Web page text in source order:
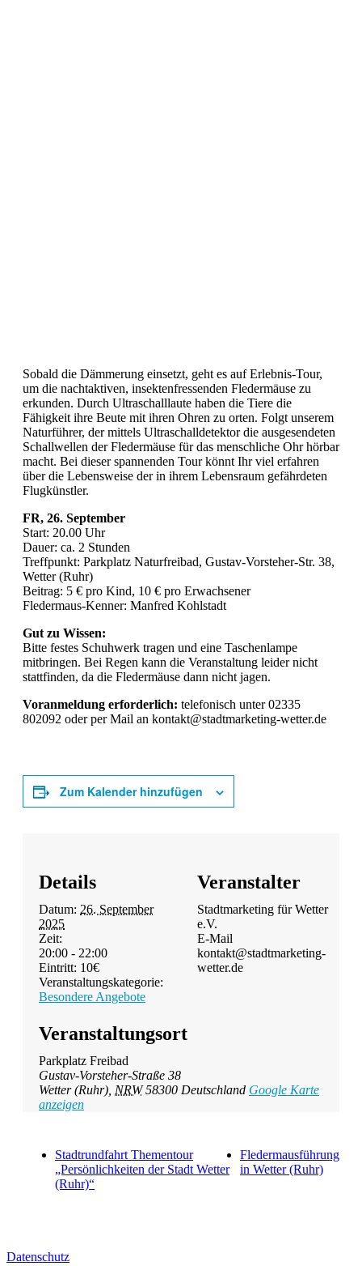
Sobald die Dämmerung einsetzt, geht es auf Erlebnis-Tour,
um die nachtaktiven, insektenfressenden Fledermäuse zu
erkunden. Durch Ultraschalllaute haben die Tiere die
Fähigkeit ihre Beute mit ihren Ohren zu orten. Folgt unserem
Naturführer, der mittels Ultraschalldetektor die ausgesendeten
Schallwellen der Fledermäuse für das menschliche Ohr hörbar
macht. Bei dieser spannenden Tour könnt Ihr viel erfahren
über die Lebensweise der in ihrem Lebensraum gefährdeten
Flugkünstler.
FR, 26. September
Start: 20.00 Uhr
Dauer: ca. 2 Stunden
Treffpunkt: Parkplatz Naturfreibad, Gustav-Vorsteher-Str. 38,
Wetter (Ruhr)
Beitrag: 5 € pro Kind, 10 € pro Erwachsener
Fledermaus-Kenner: Manfred Kohlstadt
Gut zu Wissen:
Bitte festes Schuhwerk tragen und eine Taschenlampe
mitbringen. Bei Regen kann die Veranstaltung leider nicht
stattfinden, da die Fledermäuse dann nicht jagen.
Voranmeldung erforderlich: telefonisch unter 02335
802092 oder per Mail an kontakt@stadtmarketing-wetter.de
Zum Kalender hinzufügen
Details
Datum: 26. September
2025
Zeit:
20:00 - 22:00
Eintritt: 10€
Veranstaltungskategorie:
Besondere Angebote
Veranstaltungsort
Parkplatz Freibad
Gustav-Vorsteher-Straße 38
Wetter (Ruhr) NRW 58300 Deutschland Google Karte
anzeigen
Veranstalter
Stadtmarketing für Wetter
e.V.
E-Mail
kontakt@stadtmarketing-
wetter.de
Stadtrundfahrt Thementour
„Persönlichkeiten der Stadt Wetter
(Ruhr)“
Fledermausführung
in Wetter (Ruhr)
Datenschutz